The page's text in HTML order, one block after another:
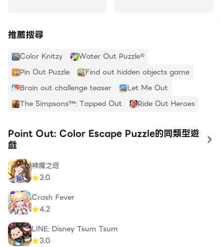
推薦搜尋
Color Knitzy
Water Out Puzzle®
Pin Out Puzzle
Find out hidden objects game
Brain out challenge teaser
Let Me Out
The Simpsons™: Tapped Out
Ride Out Heroes
Point Out: Color Escape Puzzle的同類型遊
戲
to
神魔之塔
3.0
Crash Fever
4.2
LINE: Disney Tsum Tsum
3.0